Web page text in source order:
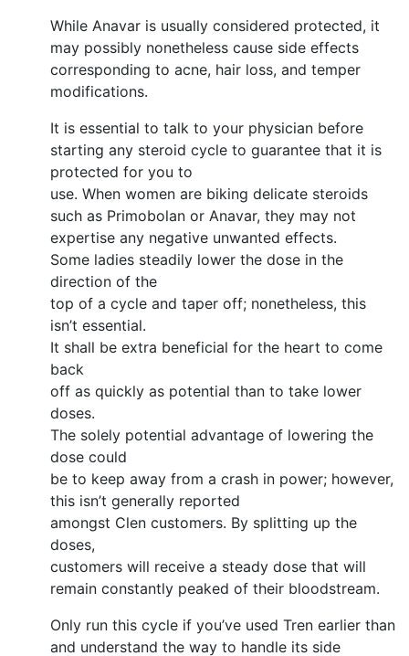
While Anavar is usually considered protected, it
may possibly nonetheless cause side effects
corresponding to acne, hair loss, and temper
modifications.
It is essential to talk to your physician before
starting any steroid cycle to guarantee that it is
protected for you to
use. When women are biking delicate steroids
such as Primobolan or Anavar, they may not
expertise any negative unwanted effects.
Some ladies steadily lower the dose in the
direction of the
top of a cycle and taper off; nonetheless, this
isn’t essential.
It shall be extra beneficial for the heart to come
back
off as quickly as potential than to take lower
doses.
The solely potential advantage of lowering the
dose could
be to keep away from a crash in power; however,
this isn’t generally reported
amongst Clen customers. By splitting up the
doses,
customers will receive a steady dose that will
remain constantly peaked of their bloodstream.
Only run this cycle if you’ve used Tren earlier than
and understand the way to handle its side